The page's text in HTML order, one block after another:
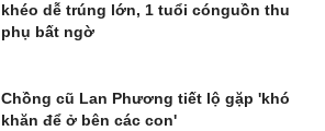
khéo dễ trúng lớn, 1 tuổi cónguồn thu
phụ bất ngờ
Chồng cũ Lan Phương tiết lộ gặp 'khó
khăn để ở bên các con'